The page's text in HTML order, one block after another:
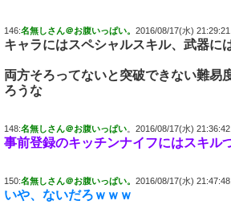
146:名無しさん＠お腹いっぱい。 2016/08/17(水)
キャラにはスペシャルスキル、武器に
両方そろってないと突破できない難易
ろうな
148:名無しさん＠お腹いっぱい 。2016/08/17(水)
事前登録のキッチンナイフにはスキル
150:名無しさん＠お腹いっぱい。 2016/08/17(水)
いや、ないだろｗｗｗ